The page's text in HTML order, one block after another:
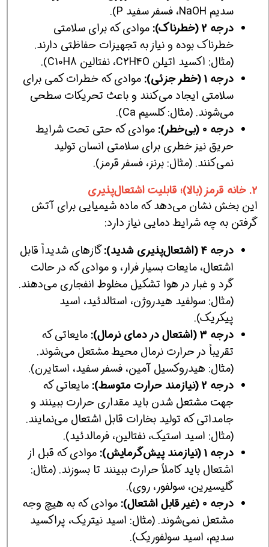
سدیم NaOH، فسفر سفید P).
درجه 2 (خطرناک):
موادی که برای سلامتی
خطرناک بوده و نیاز به تجهیزات حفاظتی دارند.
(مثال: اکسید اتیلن C2H4O، نفتالین C10H8​).
درجه 1 (خطر جزئی):
موادی که خطرات کمی برای
سلامتی ایجاد می‌کنند و باعث تحریکات سطحی
می‌شوند. (مثال: کلسیم Ca).
درجه 0 (بی‌خطر):
موادی که حتی تحت شرایط
حریق نیز خطری برای سلامتی انسان تولید
نمی‌کنند. (مثال: برنز، فسفر قرمز).
۲. خانه قرمز (بالا)؛ قابلیت اشتعال‌پذیری
این بخش نشان می‌دهد که ماده شیمیایی برای آتش
گرفتن به چه شرایط دمایی نیاز دارد:
درجه 4 (اشتعال‌پذیری شدید):
گازهای شدیداً قابل
اشتعال، مایعات بسیار فرار، و موادی که در حالت
گرد و غبار در هوا تشکیل مخلوط انفجاری می‌دهند.
(مثال: سولفید هیدروژن، استالدئید، اسید
پیکریک).
درجه 3 (اشتعال در دمای نرمال):
مایعاتی که
تقریباً در حرارت نرمال محیط مشتعل می‌شوند.
(مثال: هیدروکسیل آمین، فسفر سفید، استایرن).
درجه 2 (نیازمند حرارت متوسط):
مایعاتی که
جهت مشتعل شدن باید مقداری حرارت ببینند و
جامداتی که تولید بخارات قابل اشتعال می‌نمایند.
(مثال: اسید استیک، نفتالین، فرمالدئید).
درجه 1 (نیازمند پیش‌گرمایش):
موادی که قبل از
اشتعال باید کاملاً حرارت ببینند تا بسوزند. (مثال:
گلیسیرین، سولفور، روی).
درجه 0 (غیر قابل اشتعال):
موادی که به هیچ وجه
مشتعل نمی‌شوند. (مثال: اسید نیتریک، پراکسید
سدیم، اسید سولفوریک).